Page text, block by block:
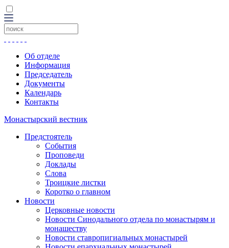
Об отделе
Информация
Председатель
Документы
Календарь
Контакты
Монастырский вестник
Предстоятель
События
Проповеди
Доклады
Слова
Троицкие листки
Коротко о главном
Новости
Церковные новости
Новости Синодального отдела по монастырям и
монашеству
Новости ставропигиальных монастырей